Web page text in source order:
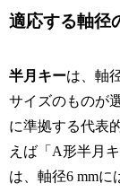
適応する軸径
半月キーは、軸
サイズのものが
に準拠する代表
えば「A形半月
は、軸径6 mmに